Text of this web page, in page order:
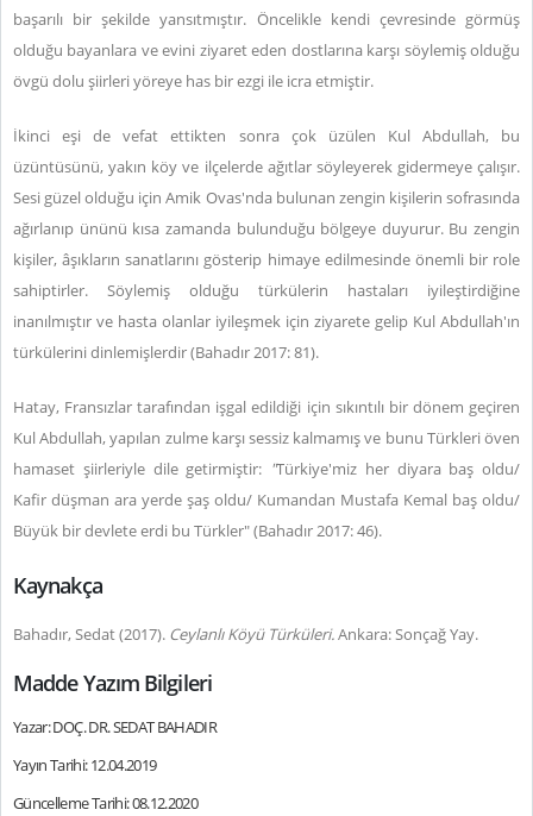
başarılı bir şekilde yansıtmıştır. Öncelikle kendi çevresinde görmüş
olduğu bayanlara ve evini ziyaret eden dostlarına karşı söylemiş olduğu
övgü dolu şiirleri yöreye has bir ezgi ile icra etmiştir.
İkinci eşi de vefat ettikten sonra çok üzülen Kul Abdullah, bu
üzüntüsünü, yakın köy ve ilçelerde ağıtlar söyleyerek gidermeye çalışır.
Sesi güzel olduğu için Amik Ovas'nda bulunan zengin kişilerin sofrasında
ağırlanıp ününü kısa zamanda bulunduğu bölgeye duyurur. Bu zengin
kişiler, âşıkların sanatlarını gösterip himaye edilmesinde önemli bir role
sahiptirler. Söylemiş olduğu türkülerin hastaları iyileştirdiğine
inanılmıştır ve hasta olanlar iyileşmek için ziyarete gelip Kul Abdullah'ın
türkülerini dinlemişlerdir (Bahadır 2017: 81).
Hatay, Fransızlar tarafından işgal edildiği için sıkıntılı bir dönem geçiren
Kul Abdullah, yapılan zulme karşı sessiz kalmamış ve bunu Türkleri öven
hamaset şiirleriyle dile getirmiştir: "Türkiye'miz her diyara baş oldu/
Kafir düşman ara yerde şaş oldu/ Kumandan Mustafa Kemal baş oldu/
Büyük bir devlete erdi bu Türkler" (Bahadır 2017: 46).
Kaynakça
Bahadır, Sedat (2017). Ceylanlı Köyü Türküleri.Ankara: Sonçağ Yay.
Madde Yazım Bilgileri
Yazar: DOÇ. DR. SEDAT BAHADIR
Yayın Tarihi: 12.04.2019
Güncelleme Tarihi: 08.12.2020